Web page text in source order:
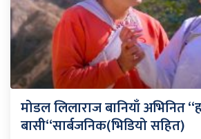
मोडल लिलाराज बानियाँ अभिनित
बासी“सार्बजनिक(भिडियो सहित)